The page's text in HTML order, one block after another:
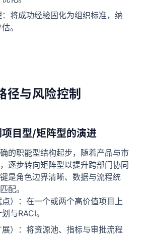
将成功经验固化为组织标准，纳
。
径与风险控制
目型/矩阵型的演进
的职能型结构起步，随着产品与市
逐步转向矩阵型以提升跨部门协同
是角色边界清晰、数据与流程统
配。
点）：在一个或两个高价值项目上
与RACI。
展）：将资源池、指标与审批流程